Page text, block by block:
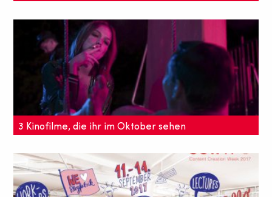
Vor 30 Jahren kam Dirty Dancing zum ersten Mal in
deutsche Kinos. Zum Jubiläum verlosen wir hier 2 x
Dirty Dancing DVD's und 1 x Bluray.
3 Kinofilme, die ihr im Oktober sehen
Passend zur kälter werdenden Jahreszeit haben wir
euch hier unsere Top 3 Kinotipps für Oktober
zusammengestellt.